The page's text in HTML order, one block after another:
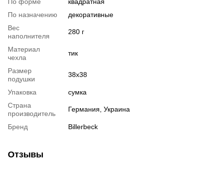
По назначению
декоративные
Вес
наполнителя
280 г
Материал
чехла
тик
Размер
подушки
38x38
Упаковка
сумка
Страна
производитель
Германия, Украина
Бренд Billerbeck
Отзывы